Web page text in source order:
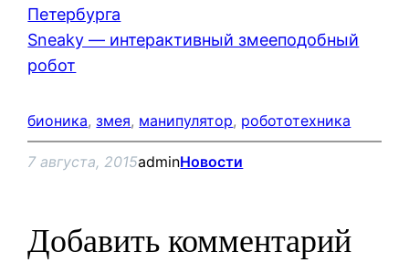
Петербурга
Sneaky — интерактивный змееподобный
робот
бионика, змея, манипулятор, робототехника
7 августа, 2015adminНовости
Добавить комментарий